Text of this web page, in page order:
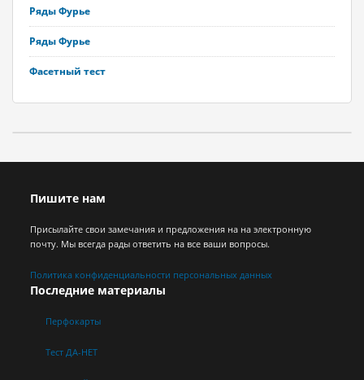
Ряды Фурье
Ряды Фурье
Фасетный тест
Пишите нам
Присылайте свои замечания и предложения на на электронную
почту. Мы всегда рады ответить на все ваши вопросы.
Политика конфиденциальности персональных данных
Последние материалы
Перфокарты
Тест ДА-НЕТ